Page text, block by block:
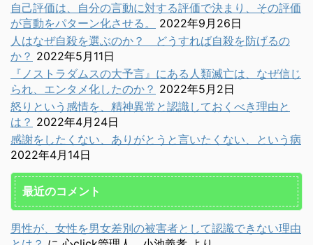
自己評価は、自分の言動に対する評価で決まり、その評価
が言動をパターン化させる。
2022年9月26日
人はなぜ自殺を選ぶのか？ どうすれば自殺を防げるの
か？ 2022年5月11日
『ノストラダムスの大予言』にある人類滅亡は、なぜ信じ
られ、エンタメ化したのか？ 2022年5月2日
怒りという感情を、精神異常と認識しておくべき理由と
は？ 2022年4月24日
感謝をしたくない、ありがとうと言いたくない、という病
2022年4月14日
最近のコメント
男性が、女性を男女差別の被害者として認識できない理由